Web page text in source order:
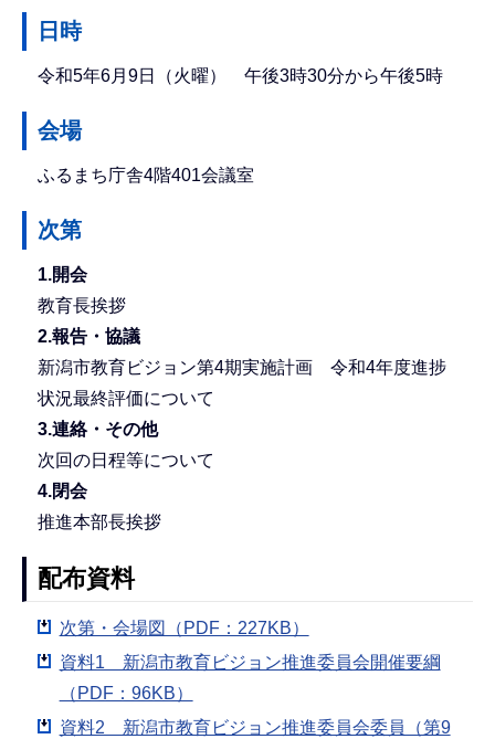
日時
令和5年6月9日（火曜） 午後3時30分から午後5時
会場
ふるまち庁舎4階401会議室
次第
1.開会
教育長挨拶
2.報告・協議
新潟市教育ビジョン第4期実施計画 令和4年度進捗
状況最終評価について
3.連絡・その他
次回の日程等について
4.閉会
推進本部長挨拶
配布資料
次第・会場図（PDF：227KB）
資料1 新潟市教育ビジョン推進委員会開催要綱
（PDF：96KB）
資料2 新潟市教育ビジョン推進委員会委員（第9